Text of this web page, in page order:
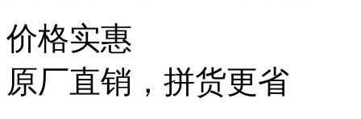
价格实惠
原厂直销，拼货更省